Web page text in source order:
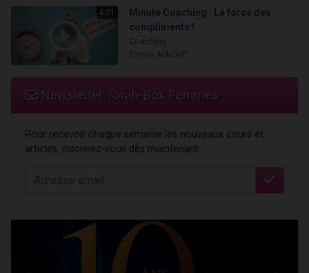
4:01
Minute Coaching : La force des
compliments !
Newsletter Torah-Box Femmes
Pour recevoir chaque semaine les nouveaux cours et
articles, inscrivez-vous dès maintenant :